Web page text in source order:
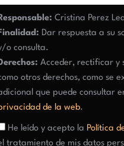
Cristina Perez
Dar respuesta a su
o consulta.
Acceder, rectificar y
otros derechos, como se
que puede consultar
de la web.
He leído y acepto la Política
tratamiento de mis datos